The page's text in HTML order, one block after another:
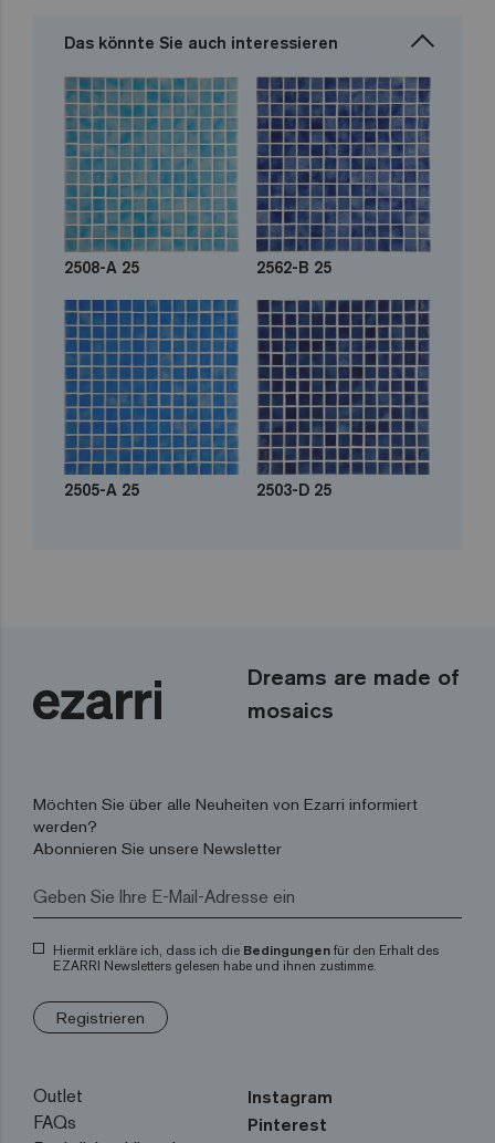
Das könnte Sie auch interessieren
2508-A 25 2562-B 25
2505-A 25 2503-D 25
Dreams are made of
mosaics
Möchten Sie über alle Neuheiten von Ezarri informiert
werden?
Abonnieren Sie unsere Newsletter
Hiermit erkläre ich, dass ich die Bedingungen für den Erhalt des
EZARRI Newsletters gelesen habe und ihnen zustimme.
Registrieren
Outlet
FAQs
Instagram
Pinterest